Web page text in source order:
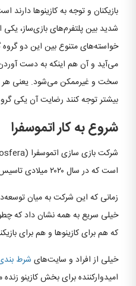
بازیکنان و توجه به کازینوها
شدید بین پلتفرم‌های بازی‌ساز، یکی
خواسته‌های متنوع بین این دو
می‌آید و آن هم اینکه به دست
سخت و غیرممکن می‌شود. یعنی هر
بیشتر توجه کنند رضایت آن یکی
شروع به کار اتموسفرا
است که در سال ۲۰۲۰ میلادی تاسیس شد.
زمانی که این شرکت به میان
خیلی سریع به همه نشان داد که
که هم برای کازینوها و هم برای
خیلی از افراد و سایت‌های شرط
امیدوارکننده برای بخش کازینو